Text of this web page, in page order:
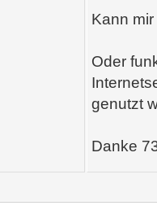
Kann
Oder
genutzt
Danke